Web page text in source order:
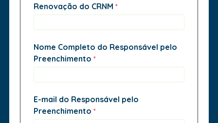
Renovação do CRNM
Nome Completo do Responsável pelo
Preenchimento
E-mail do Responsável pelo
Preenchimento